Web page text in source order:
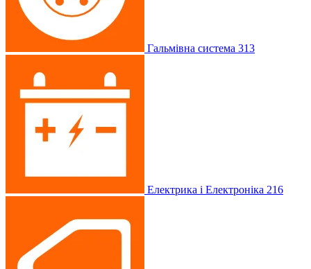
Гальмівна система 313
Електрика і Електроніка 216